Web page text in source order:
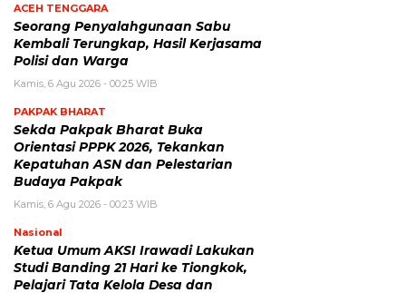
ACEH TENGGARA
Seorang Penyalahgunaan Sabu
Kembali Terungkap, Hasil Kerjasama
Polisi dan Warga
Kamis, 6 Agu 2026 - 00:25 WIB
PAKPAK BHARAT
Sekda Pakpak Bharat Buka
Orientasi PPPK 2026, Tekankan
Kepatuhan ASN dan Pelestarian
Budaya Pakpak
Kamis, 6 Agu 2026 - 00:23 WIB
Nasional
Ketua Umum AKSI Irawadi Lakukan
Studi Banding 21 Hari ke Tiongkok,
Pelajari Tata Kelola Desa dan